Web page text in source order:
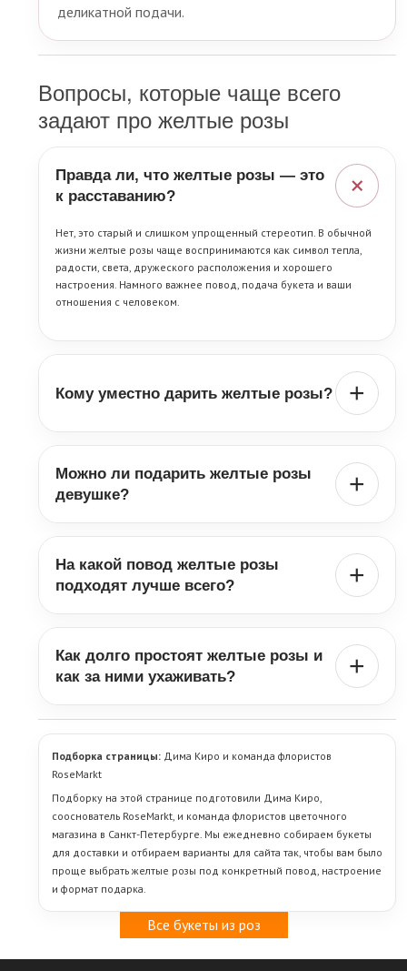
деликатной подачи.
Вопросы, которые чаще всего
задают про желтые розы
Правда ли, что желтые розы — это
к расставанию?
+
Нет, это старый и слишком упрощенный стереотип. В обычной
жизни желтые розы чаще воспринимаются как символ тепла,
радости, света, дружеского расположения и хорошего
настроения. Намного важнее повод, подача букета и ваши
отношения с человеком.
Кому уместно дарить желтые розы? +
и доброжелательный букет. Они особенно хорошо подходят
для поздравления, благодарности, дня рождения и
Можно ли подарить желтые розы
девушке?
+
день рождения, как знак внимания, поздравление или теплый
подарок без лишней драматичности.
На какой повод желтые розы
подходят лучше всего?
+
просто как солнечный знак внимания. Это хороший выбор,
когда нужен живой и позитивный букет.
Как долго простоят желтые розы и
как за ними ухаживать?
+
помещении и ухода после вручения. Обычно букет радует
важно поставить их в чистую воду, подрезать стебли, не
держать рядом с батареей, прямым солнцем и фруктами. К
каждому букету мы бесплатно прикладываем инструкцию по
уходу и витамины для свежести цветов.
Подборка страницы: Дима Киро и команда флористов
RoseMarkt
Подборку на этой странице подготовили Дима Киро,
сооснователь RoseMarkt, и команда флористов цветочного
магазина в Санкт-Петербурге. Мы ежедневно собираем букеты
для доставки и отбираем варианты для сайта так, чтобы вам было
проще выбрать желтые розы под конкретный повод, настроение
и формат подарка.
Все букеты из роз